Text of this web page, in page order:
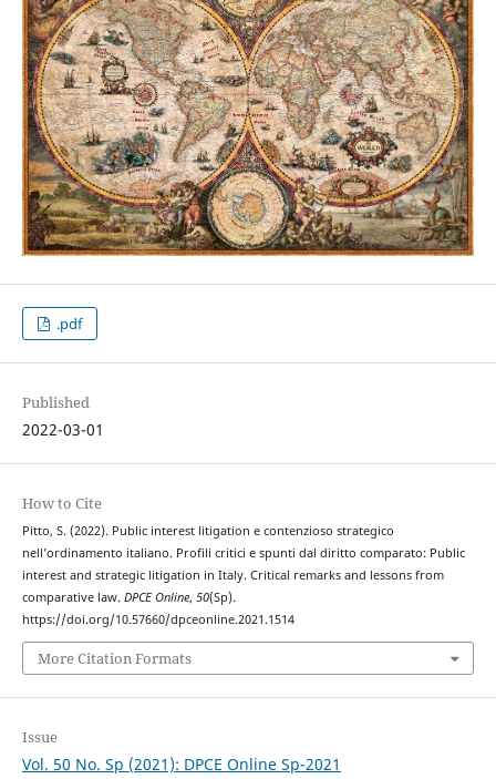
.pdf
Published
2022-03-01
How to Cite
Pitto, S. (2022). Public interest litigation e contenzioso strategico
nell’ordinamento italiano. Profili critici e spunti dal diritto comparato: Public
interest and strategic litigation in Italy. Critical remarks and lessons from
comparative law. DPCE Online, 50(Sp).
https://doi.org/10.57660/dpceonline.2021.1514
More Citation Formats
Issue
Vol. 50 No. Sp (2021): DPCE Online Sp-2021